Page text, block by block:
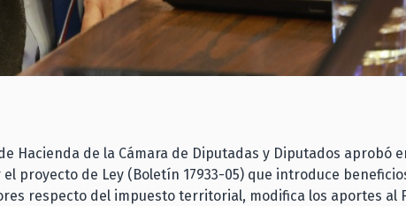
Hacienda de la Cámara de Diputadas y Diputados aprobó
proyecto de Ley (Boletín 17933-05) que introduce
respecto del impuesto territorial, modifica los aportes al